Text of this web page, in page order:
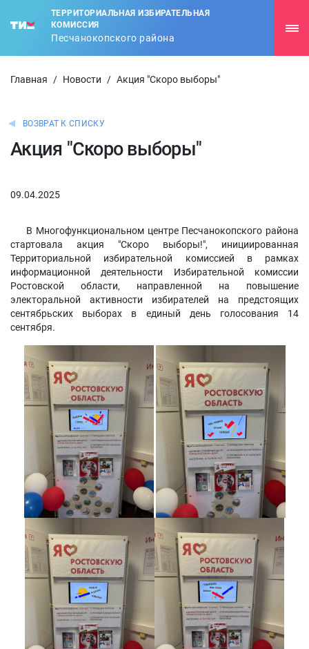
ТЕРРИТОРИАЛЬНАЯ ИЗБИРАТЕЛЬНАЯ
КОМИССИЯ
Песчанокопского района
Главная / Новости / Акция "Скоро выборы"
ВОЗВРАТ К СПИСКУ
Акция "Скоро выборы"
09.04.2025
В Многофункциональном центре Песчанокопского района
стартовала акция "Скоро выборы!", инициированная
Территориальной избирательной комиссией в рамках
информационной деятельности Избирательной комиссии
Ростовской области, направленной на повышение
электоральной активности избирателей на предстоящих
сентябрьских выборах в единый день голосования 14
сентября.